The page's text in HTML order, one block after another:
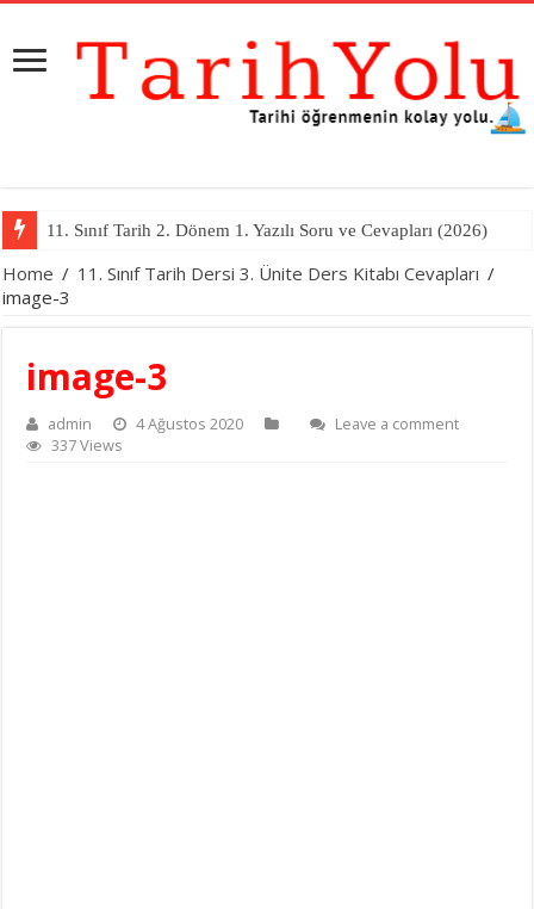
11. Sınıf Tarih 2. Dönem 1. Yazılı Soru ve Cevapları (2026)
Home / 11. Sınıf Tarih Dersi 3. Ünite Ders Kitabı Cevapları /
image-3
image-3
admin 4 Ağustos 2020
Leave a comment
337 Views